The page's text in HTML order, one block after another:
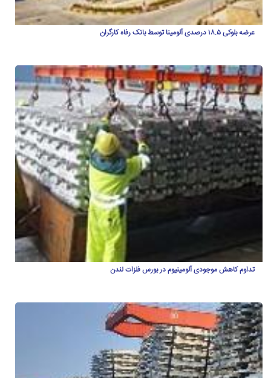
عرضه بلوکی ۱۸.۵ درصدی آلومینا توسط بانک رفاه کارگران
تداوم کاهش موجودی آلومینیوم در بورس فلزات لندن